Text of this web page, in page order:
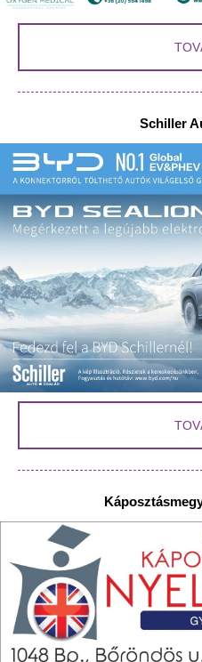
Schiller